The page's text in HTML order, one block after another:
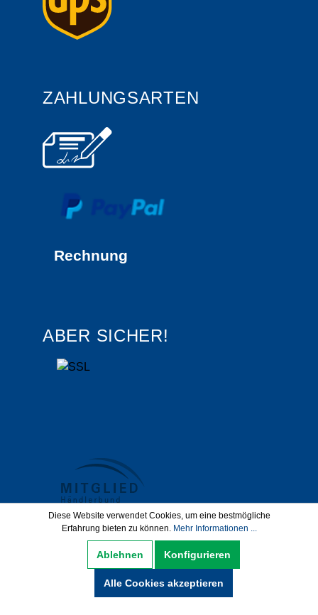
ZAHLUNGSARTEN
Rechnung
ABER SICHER!
Datenschutz AGB
Impressum
Hinweise zur Batterieentsorgung
Diese Website verwendet Cookies, um eine bestmögliche
Erfahrung bieten zu können. Mehr Informationen ...
Ablehnen Konfigurieren
Alle Cookies akzeptieren